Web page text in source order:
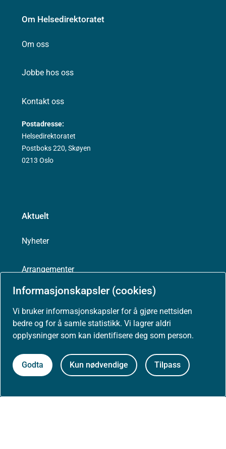
Informasjonskapsler (cookies)
Vi bruker informasjonskapsler for å gjøre nettsiden
bedre og for å samle statistikk. Vi lagrer aldri
opplysninger som kan identifisere deg som person.
Godta Kun nødvendige Tilpass
Om Helsedirektoratet
Om oss
Jobbe hos oss
Kontakt oss
Postadresse:
Helsedirektoratet
Postboks 220, Skøyen
0213 Oslo
Aktuelt
Nyheter
Arrangementer
Presse